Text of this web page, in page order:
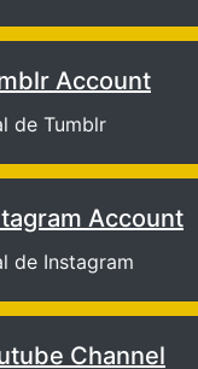
Account
de Tumblr
Account
de Instagram
Channel